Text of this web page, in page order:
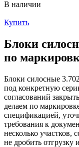
В наличии
Купить
Блоки
по
Блоки силосные
под конкретную
согласований
делаем по
спецификацией,
требования к
несколько участков,
не дробить отгрузку